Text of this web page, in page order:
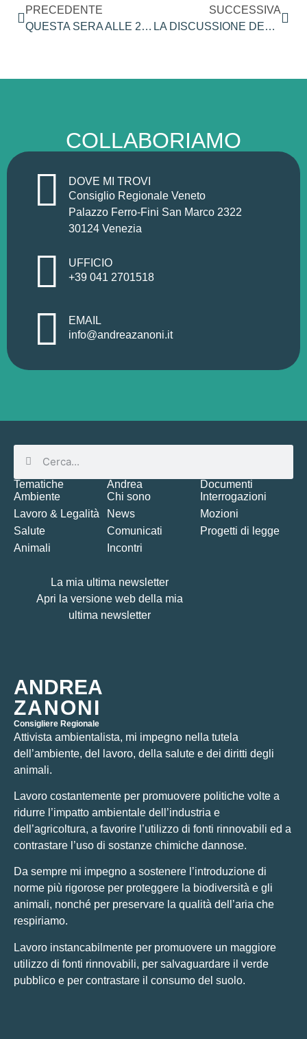
PRECEDENTE
QUESTA SERA ALLE 21.15 SARO’ OSPITE DELLA TRASMISISONE RING IN DIRETTA SU ANTENNA TRE
SUCCESSIVA
LA DISCUSSIONE DELLA LEGGE SUGLI ALBERGHI PANORAMICI È STATA RINVIATA. MAGGIORANZA DIVISA
COLLABORIAMO
DOVE MI TROVI
Consiglio Regionale Veneto
Palazzo Ferro-Fini San Marco 2322
30124 Venezia
UFFICIO
+39 041 2701518
EMAIL
info@andreazanoni.it
ANDREA
ZANONI
Consigliere Regionale
Attivista ambientalista, mi impegno nella tutela
dell’ambiente, del lavoro, della salute e dei diritti degli
animali.
Lavoro costantemente per promuovere politiche volte a
ridurre l’impatto ambientale dell’industria e
dell’agricoltura, a favorire l’utilizzo di fonti rinnovabili ed a
contrastare l’uso di sostanze chimiche dannose.
Da sempre mi impegno a sostenere l’introduzione di
norme più rigorose per proteggere la biodiversità e gli
animali, nonché per preservare la qualità dell’aria che
respiriamo.
Lavoro instancabilmente per promuovere un maggiore
utilizzo di fonti rinnovabili, per salvaguardare il verde
pubblico e per contrastare il consumo del suolo.
Tematiche
Ambiente
Lavoro & Legalità
Salute
Animali
Andrea
Chi sono
News
Comunicati
Incontri
Documenti
Interrogazioni
Mozioni
Progetti di legge
La mia ultima newsletter
Apri la versione web della mia
ultima newsletter